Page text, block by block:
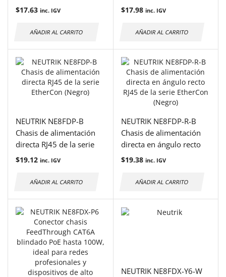
(plateado)
$17.63 inc. IGV
AÑADIR AL CARRITO
RJ45 de la serie EtherCon
$17.98 inc. IGV
AÑADIR AL CARRITO
NEUTRIK NE8FDP-B
Chasis de alimentación
directa RJ45 de la serie
EtherCon (Negro)
$19.12 inc. IGV
AÑADIR AL CARRITO
NEUTRIK NE8FDP-R-B
Chasis de alimentación
directa en ángulo recto
RJ45 de la serie EtherCon
$19.38 inc. IGV
AÑADIR AL CARRITO
NEUTRIK NE8FDX-Y6-W